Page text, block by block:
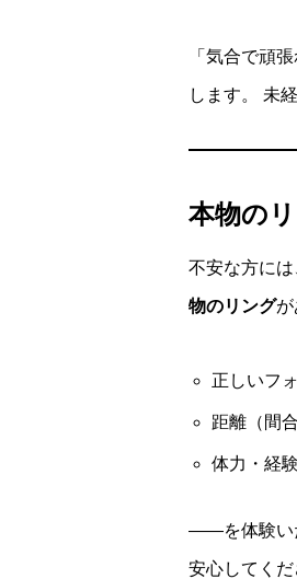
「気合で頑
します。 未
本物の
不安な方に
物のリング
正しいフ
距離（間
体力・経
——を体験い
安心してくだ